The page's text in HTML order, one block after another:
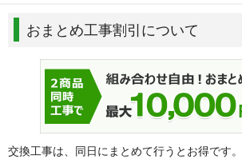
おまとめ工事割引について
交換工事は、同日にまとめて行うとお得です